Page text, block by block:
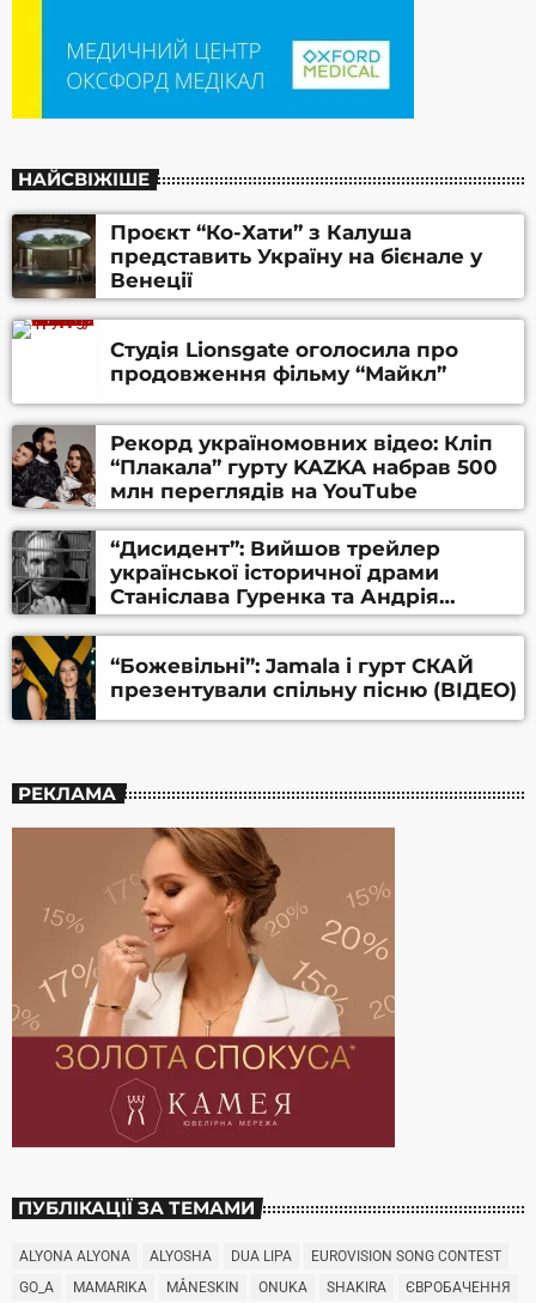
НАЙСВІЖІШЕ
Проєкт “Ко-Хати” з Калуша
представить Україну на бієнале у
Венеції
Студія Lionsgate оголосила про
продовження фільму “Майкл”
Рекорд україномовних відео: Кліп
“Плакала” гурту KAZKA набрав 500
млн переглядів на YouTube
“Дисидент”: Вийшов трейлер
української історичної драми
Станіслава Гуренка та Андрія
Алфьорова (ВІДЕО)
“Божевільні”: Jamala і гурт СКАЙ
презентували спільну пісню (ВІДЕО)
РЕКЛАМА
ПУБЛІКАЦІЇ ЗА ТЕМАМИ
ALYONA ALYONA ALYOSHA DUA LIPA
EUROVISION SONG CONTEST
GO_A
MAMARIKA MÅNESKIN ONUKA SHAKIRA
ЄВРОБАЧЕННЯ